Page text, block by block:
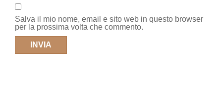
Salva il mio nome, email e sito web in questo browser
per la prossima volta che commento.